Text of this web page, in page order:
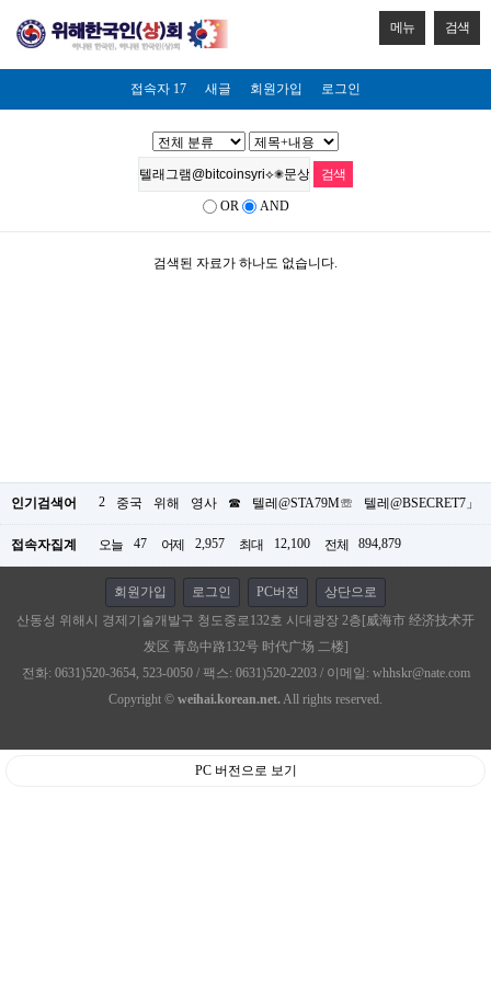
메뉴 검색
접속자 17 새글 회원가입 로그인
OR AND
검색된 자료가 하나도 없습니다.
인기검색어 2 중국 위해 영사 ☎ 텔레@STA79M☏ 텔레@BSECRET7」
접속자집계 오늘 47 어제 2,957 최대 12,100 전체 894,879
회원가입 로그인 PC버전
상단으로
산동성 위해시 경제기술개발구 청도중로132호 시대광장 2층[威海市 经济技术开
发区 青岛中路132号 时代广场 二楼]
전화: 0631)520-3654, 523-0050 / 팩스: 0631)520-2203 / 이메일: whhskr@nate.com
Copyright © weihai.korean.net.All rights reserved.
PC 버전으로 보기